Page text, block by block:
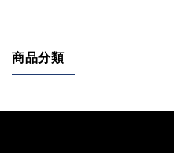
商品分類